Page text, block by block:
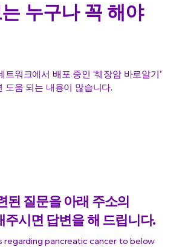
누구나 꼭 해야
트워크에서 배포 중인 ‘췌장암 바로알기’
도움 되는 내용이 많습니다.
된 질문을 아래 주소의
시면 답변을 해 드립니다.
regarding pancreatic cancer to below